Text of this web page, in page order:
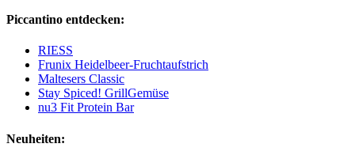
Piccantino entdecken:
RIESS
Frunix Heidelbeer-Fruchtaufstrich
Maltesers Classic
Stay Spiced! GrillGemüse
nu3 Fit Protein Bar
Neuheiten: